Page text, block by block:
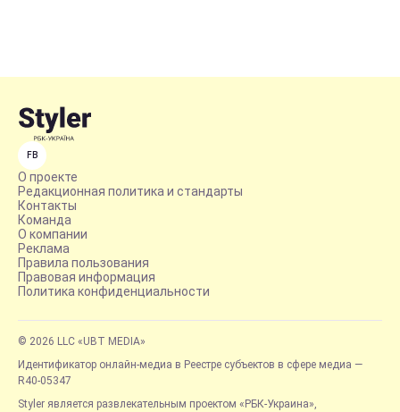
FB
О проекте
Редакционная политика и стандарты
Контакты
Команда
О компании
Реклама
Правила пользования
Правовая информация
Политика конфиденциальности
© 2026 LLC «UBT MEDIA»
Идентификатор онлайн-медиа в Реестре субъектов в сфере медиа —
R40-05347
Styler является развлекательным проектом «РБК-Украина»,